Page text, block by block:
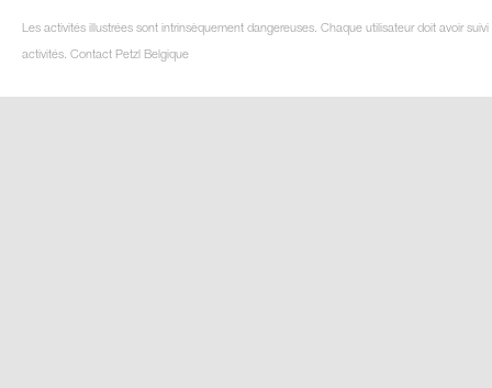
Les activités illustrées sont intrinsèquement dangereuses. Chaque utilisateur doit avoir
activités. Contact Petzl Belgique